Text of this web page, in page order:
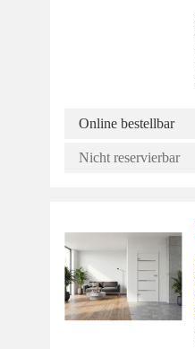
Online bestellbar
Nicht reservierbar